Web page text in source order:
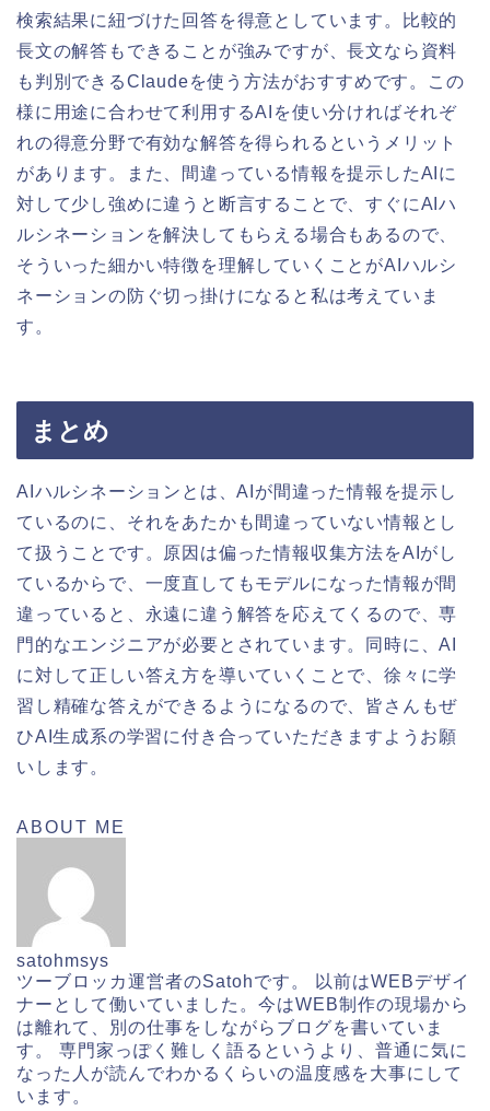
検索結果に紐づけた回答を得意としています。比較的
長文の解答もできることが強みですが、長文なら資料
も判別できるClaudeを使う方法がおすすめです。この
様に用途に合わせて利用するAIを使い分ければそれぞ
れの得意分野で有効な解答を得られるというメリット
があります。また、間違っている情報を提示したAIに
対して少し強めに違うと断言することで、すぐにAIハ
ルシネーションを解決してもらえる場合もあるので、
そういった細かい特徴を理解していくことがAIハルシ
ネーションの防ぐ切っ掛けになると私は考えていま
す。
まとめ
AIハルシネーションとは、AIが間違った情報を提示し
ているのに、それをあたかも間違っていない情報とし
て扱うことです。原因は偏った情報収集方法をAIがし
ているからで、一度直してもモデルになった情報が間
違っていると、永遠に違う解答を応えてくるので、専
門的なエンジニアが必要とされています。同時に、AI
に対して正しい答え方を導いていくことで、徐々に学
習し精確な答えができるようになるので、皆さんもぜ
ひAI生成系の学習に付き合っていただきますようお願
いします。
ABOUT ME
satohmsys
ツーブロッカ運営者のSatohです。 以前はWEBデザイ
ナーとして働いていました。今はWEB制作の現場から
は離れて、別の仕事をしながらブログを書いていま
す。 専門家っぽく難しく語るというより、普通に気に
なった人が読んでわかるくらいの温度感を大事にして
います。